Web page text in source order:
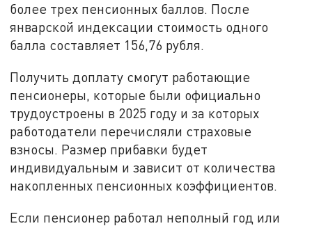
более трех пенсионных баллов. После
январской индексации стоимость одного
балла составляет 156,76 рубля.
Получить доплату смогут работающие
пенсионеры, которые были официально
трудоустроены в 2025 году и за которых
работодатели перечисляли страховые
взносы. Размер прибавки будет
индивидуальным и зависит от количества
накопленных пенсионных коэффициентов.
Если пенсионер работал неполный год или